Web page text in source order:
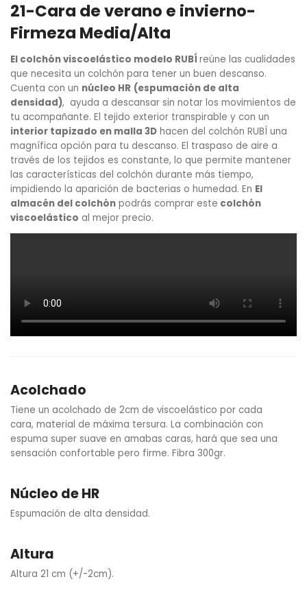
21-Cara de verano e invierno-
Firmeza Media/Alta
El colchón viscoelástico modelo RUBÍ reúne las cualidades
que necesita un colchón para tener un buen descanso.
Cuenta con un núcleo HR (espumación de alta
densidad), ayuda a descansar sin notar los movimientos de
tu acompañante. El tejido exterior transpirable y con un
interior tapizado en malla 3D hacen del colchón RUBÍ una
magnífica opción para tu descanso. El traspaso de aire a
través de los tejidos es constante, lo que permite mantener
las características del colchón durante más tiempo,
impidiendo la aparición de bacterias o humedad. En El
almacén del colchón podrás comprar este colchón
viscoelástico al mejor precio.
Acolchado
Tiene un acolchado de 2cm de viscoelástico por cada
cara, material de máxima tersura. La combinación con
espuma super suave en amabas caras, hará que sea una
sensación confortable pero firme. Fibra 300gr.
Núcleo de HR
Espumación de alta densidad.
Altura
Altura 21 cm (+/-2cm).